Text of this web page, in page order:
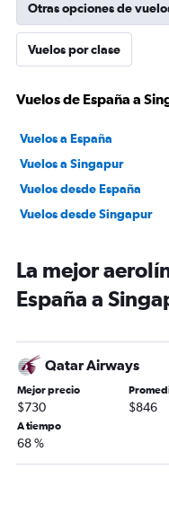
Otras opciones de
Vuelos por clase
Vuelos de España a
Vuelos a España
Vuelos a Singapur
Vuelos desde España
Vuelos desde Singapur
La mejor
España a
Qatar Airways
Mejor precio
$730 $846
A tiempo
68 %